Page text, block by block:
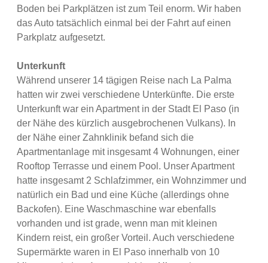
Boden bei Parkplätzen ist zum Teil enorm. Wir haben
das Auto tatsächlich einmal bei der Fahrt auf einen
Parkplatz aufgesetzt.
Unterkunft
Während unserer 14 tägigen Reise nach La Palma
hatten wir zwei verschiedene Unterkünfte. Die erste
Unterkunft war ein Apartment in der Stadt El Paso (in
der Nähe des kürzlich ausgebrochenen Vulkans). In
der Nähe einer Zahnklinik befand sich die
Apartmentanlage mit insgesamt 4 Wohnungen, einer
Rooftop Terrasse und einem Pool. Unser Apartment
hatte insgesamt 2 Schlafzimmer, ein Wohnzimmer und
natürlich ein Bad und eine Küche (allerdings ohne
Backofen). Eine Waschmaschine war ebenfalls
vorhanden und ist grade, wenn man mit kleinen
Kindern reist, ein großer Vorteil. Auch verschiedene
Supermärkte waren in El Paso innerhalb von 10